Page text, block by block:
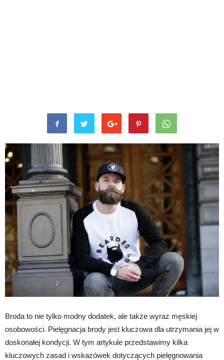
Broda to nie tylko modny dodatek, ale także wyraz męskiej
osobowości. Pielęgnacja brody jest kluczowa dla utrzymania jej w
doskonałej kondycji. W tym artykule przedstawimy kilka
kluczowych zasad i wskazówek dotyczących pielęgnowania